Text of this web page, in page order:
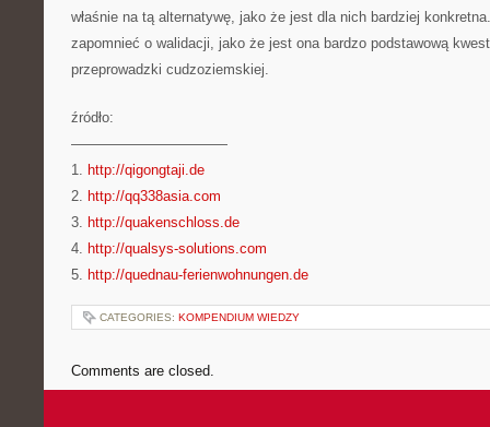
właśnie na tą alternatywę, jako że jest dla nich bardziej
zapomnieć o walidacji, jako że jest ona bardzo podstawową
przeprowadzki cudzoziemskiej.
źródło:
———————————
1. http://qigongtaji.de
2. http://qq338asia.com
3. http://quakenschloss.de
4. http://qualsys-solutions.com
5. http://quednau-ferienwohnungen.de
CATEGORIES: KOMPENDIUM WIEDZY
Comments are closed.